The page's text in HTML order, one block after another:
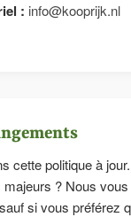
: info@kooprijk.nl
cette politique à
? Nous
si vous préférez